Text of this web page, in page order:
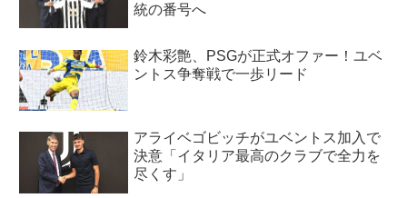
統の番号へ
鈴木彩艶、PSGが正式オファー！ユベ
ントス争奪戦で一歩リード
アライベゴビッチがユベントス加入で
決意「イタリア最高のクラブで全力を
尽くす」